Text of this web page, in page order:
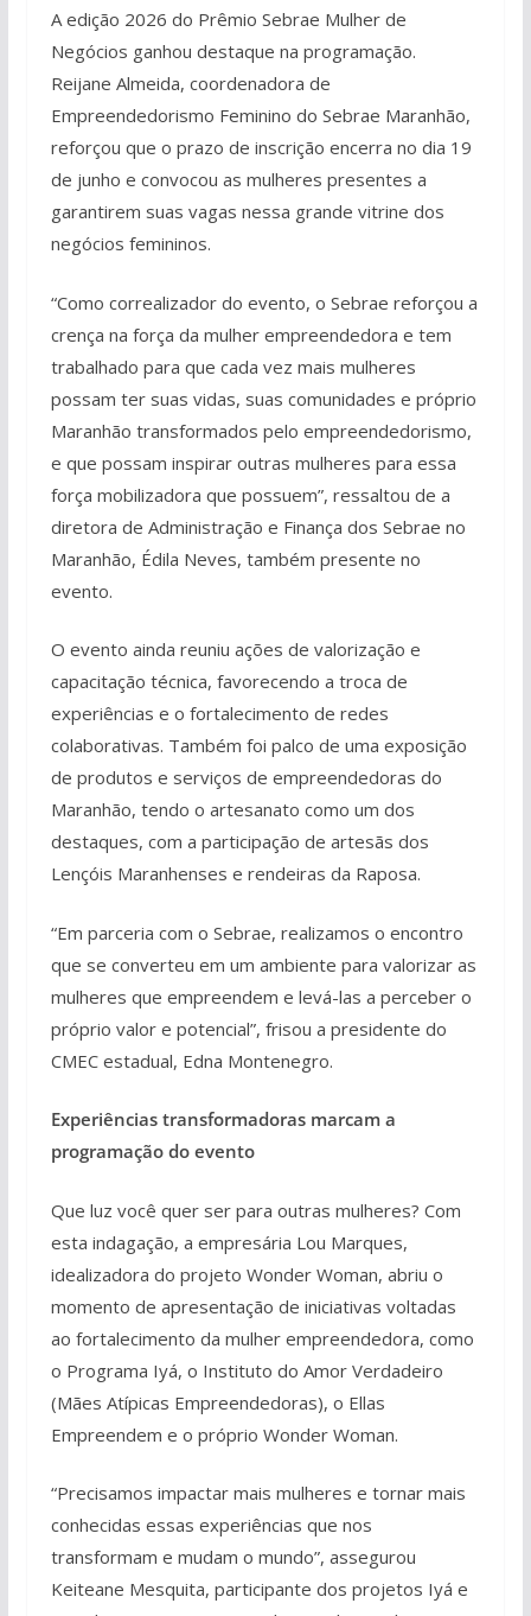
A edição 2026 do Prêmio Sebrae Mulher de
Negócios ganhou destaque na programação.
Reijane Almeida, coordenadora de
Empreendedorismo Feminino do Sebrae Maranhão,
reforçou que o prazo de inscrição encerra no dia 19
de junho e convocou as mulheres presentes a
garantirem suas vagas nessa grande vitrine dos
negócios femininos.
“Como correalizador do evento, o Sebrae reforçou a
crença na força da mulher empreendedora e tem
trabalhado para que cada vez mais mulheres
possam ter suas vidas, suas comunidades e próprio
Maranhão transformados pelo empreendedorismo,
e que possam inspirar outras mulheres para essa
força mobilizadora que possuem”, ressaltou de a
diretora de Administração e Finança dos Sebrae no
Maranhão, Édila Neves, também presente no
evento.
O evento ainda reuniu ações de valorização e
capacitação técnica, favorecendo a troca de
experiências e o fortalecimento de redes
colaborativas. Também foi palco de uma exposição
de produtos e serviços de empreendedoras do
Maranhão, tendo o artesanato como um dos
destaques, com a participação de artesãs dos
Lençóis Maranhenses e rendeiras da Raposa.
“Em parceria com o Sebrae, realizamos o encontro
que se converteu em um ambiente para valorizar as
mulheres que empreendem e levá-las a perceber o
próprio valor e potencial”, frisou a presidente do
CMEC estadual, Edna Montenegro.
Experiências transformadoras marcam a
programação do evento
Que luz você quer ser para outras mulheres? Com
esta indagação, a empresária Lou Marques,
idealizadora do projeto Wonder Woman, abriu o
momento de apresentação de iniciativas voltadas
ao fortalecimento da mulher empreendedora, como
o Programa Iyá, o Instituto do Amor Verdadeiro
(Mães Atípicas Empreendedoras), o Ellas
Empreendem e o próprio Wonder Woman.
“Precisamos impactar mais mulheres e tornar mais
conhecidas essas experiências que nos
transformam e mudam o mundo”, assegurou
Keiteane Mesquita, participante dos projetos Iyá e